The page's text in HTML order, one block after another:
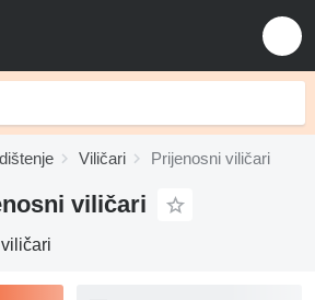
Viličari Prijenosni viličari
viličari